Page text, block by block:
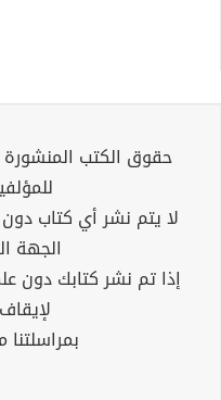
حقوق الكتب
لا يتم نشر أي كتاب
الجهة
إذا تم نشر كتابك دون